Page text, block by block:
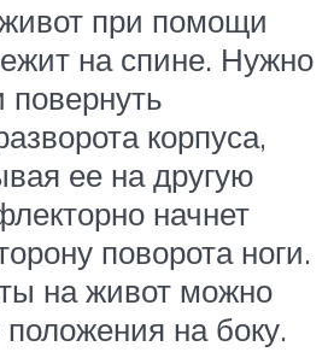
при помощи
на спине. Нужно
повернуть
корпуса,
ее на другую
начнет
поворота ноги.
на живот можно
на боку.